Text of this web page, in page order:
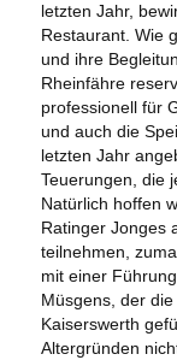
letzten Jahr,
Restaurant. Wie
und ihre
Rheinfähre
professionell für
und auch die
letzten Jahr
Teuerungen, die
Natürlich hoffen
Ratinger Jonges
teilnehmen,
mit einer
Müsgens, der
Kaiserswerth
Altergründen